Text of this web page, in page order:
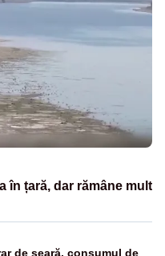
în țară, dar rămâne mult
de seară, consumul de